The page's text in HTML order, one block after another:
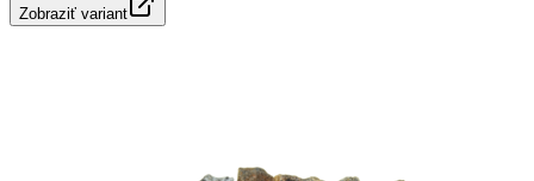
Zobraziť variant